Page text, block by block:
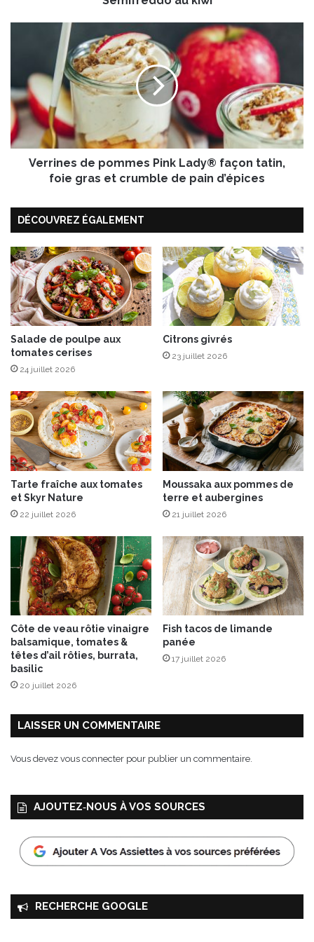
ii
n
e
s
d
m
e
s
P
i
n
k
L
a
d
y
f
a
ç
o
n
t
a
t
i
e
g
r
a
s
u
e
Verrines de pommes Pink Lady® façon tatin,
foie gras et crumble de pain d’épices
DÉCOUVREZ ÉGALEMENT
Salade de poulpe aux
tomates cerises
24 juillet 2026
Citrons givrés
23 juillet 2026
Tarte fraîche aux tomates
et Skyr Nature
22 juillet 2026
Moussaka aux pommes de
terre et aubergines
21 juillet 2026
Côte de veau rôtie vinaigre
balsamique, tomates &
têtes d’ail rôties, burrata,
basilic
20 juillet 2026
Fish tacos de limande
panée
17 juillet 2026
LAISSER UN COMMENTAIRE
Vous devez vous connecter pour publier un commentaire.
AJOUTEZ‑NOUS À VOS SOURCES
RECHERCHE GOOGLE